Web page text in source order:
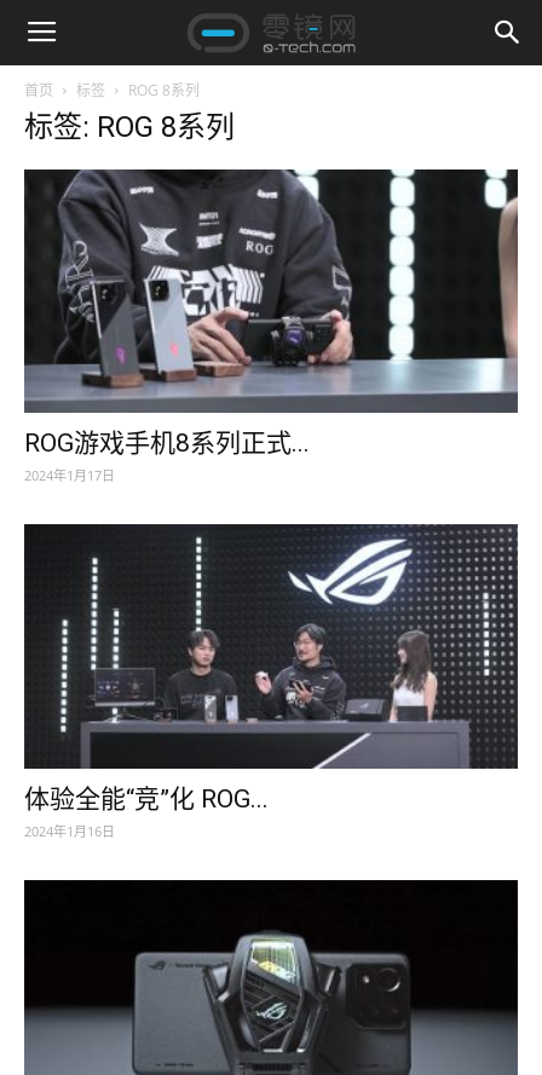
首页 标签 ROG 8系列
标签: ROG 8系列
ROG游戏手机8系列正式...
2024年1月17日
体验全能“竞”化 ROG...
2024年1月16日